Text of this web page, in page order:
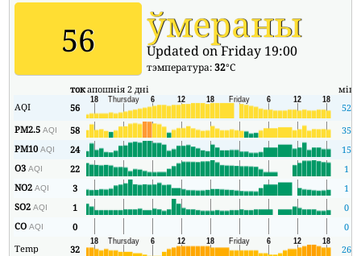
56 ўмераны
Updated on Friday 19:00
тэмпература:32°C
токапошнія 2 дні мін
AQI
56
52
PM2.5AQI 58
35
PM10AQI 24
15
O3AQI 22
1
NO2AQI 3
1
SO2AQI 1
0
COAQI 0
0
Temp
32
26